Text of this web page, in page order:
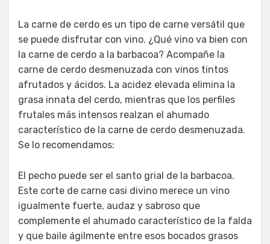
La carne de cerdo es un tipo de carne versátil que
se puede disfrutar con vino. ¿Qué vino va bien con
la carne de cerdo a la barbacoa? Acompañe la
carne de cerdo desmenuzada con vinos tintos
afrutados y ácidos. La acidez elevada elimina la
grasa innata del cerdo, mientras que los perfiles
frutales más intensos realzan el ahumado
característico de la carne de cerdo desmenuzada.
Se lo recomendamos:
El pecho puede ser el santo grial de la barbacoa.
Este corte de carne casi divino merece un vino
igualmente fuerte, audaz y sabroso que
complemente el ahumado característico de la falda
y que baile ágilmente entre esos bocados grasos